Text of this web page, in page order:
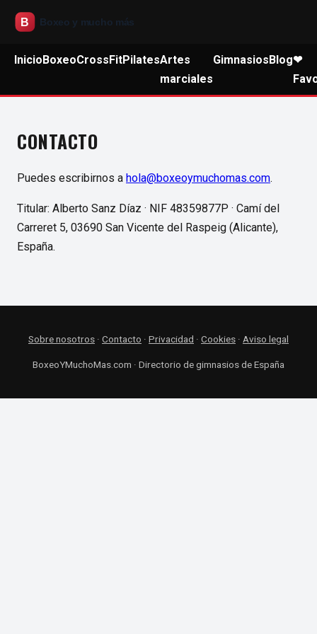
InicioBoxeoCrossFitPilatesArtes
marciales
GimnasiosBlog❤
CONTACTO
Puedes escribirnos a hola@boxeoymuchomas.com.
Titular: Alberto Sanz Díaz · NIF 48359877P · Camí del
Carreret 5, 03690 San Vicente del Raspeig (Alicante),
España.
Sobre nosotros · Contacto · Privacidad · Cookies · Aviso legal
BoxeoYMuchoMas.com · Directorio de gimnasios de España